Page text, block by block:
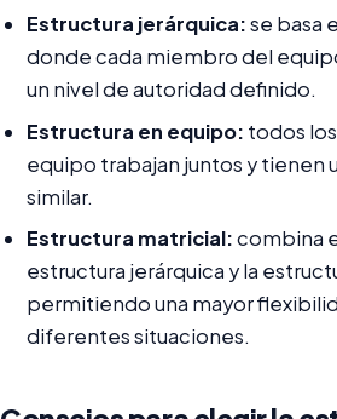
Estructura jerárquica:se basa
donde cada miembro del
un nivel de autoridad definido.
Estructura en equipo: todos
equipo trabajan juntos y tienen
similar.
Estructura matricial:combina
estructura jerárquica y la
permitiendo una mayor
diferentes situaciones.